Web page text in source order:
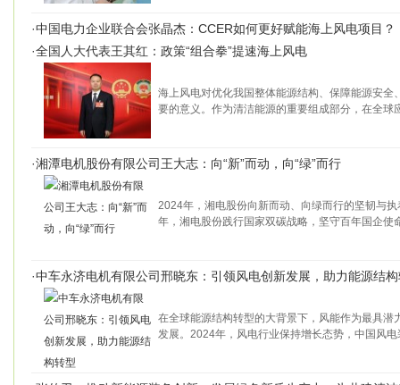
·中国电力企业联合会张晶杰：CCER如何更好赋能海上风电项目？
·全国人大代表王其红：政策“组合拳”提速海上风电
海上风电对优化我国整体能源结构、保障能源安全
要的意义。作为清洁能源的重要组成部分，在全球
·湘潭电机股份有限公司王大志：向“新”而动，向“绿”而行
2024年，湘电股份向新而动、向绿而行的坚韧与
年，湘电股份践行国家双碳战略，坚守百年国企使
·中车永济电机有限公司邢晓东：引领风电创新发展，助力能源结
在全球能源结构转型的大背景下，风能作为最具潜
发展。2024年，风电行业保持增长态势，中国风